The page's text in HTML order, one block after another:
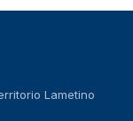
Lametino